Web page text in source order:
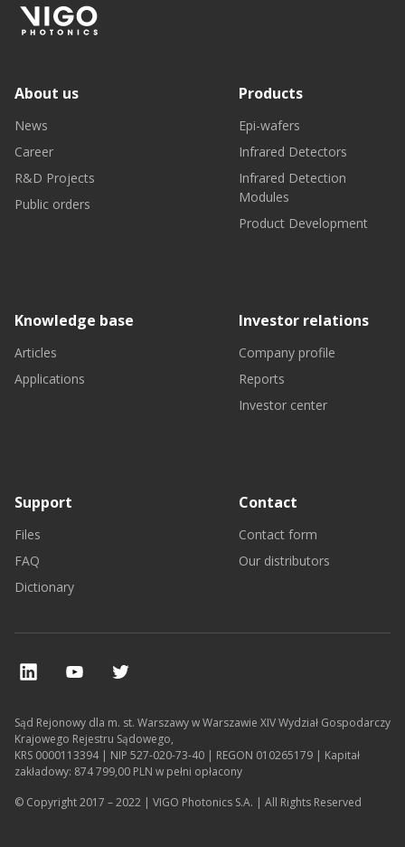
About us
News
Career
R&D Projects
Public orders
Products
Epi-wafers
Infrared Detectors
Infrared Detection
Modules
Product Development
Knowledge base
Articles
Applications
Investor relations
Company profile
Reports
Investor center
Support
Files
FAQ
Dictionary
Contact
Contact form
Our distributors
Sąd Rejonowy dla m. st. Warszawy w Warszawie XIV Wydział Gospodarczy
Krajowego Rejestru Sądowego,
KRS 0000113394 | NIP 527-020-73-40 | REGON 010265179 | Kapitał
zakładowy: 874 799,00 PLN w pełni opłacony
© Copyright 2017 – 2022 | VIGO Photonics S.A. | All Rights Reserved